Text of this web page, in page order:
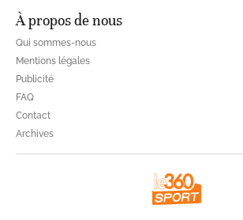
À propos de nous
Qui sommes-nous
Mentions légales
Publicité
FAQ
Contact
Archives